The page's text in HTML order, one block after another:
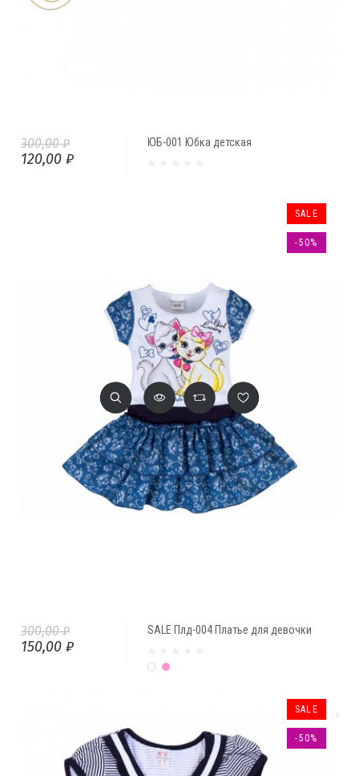
ЮБ-001 Юбка детская
300,00 ₽
120,00 ₽
SALE Плд-004 Платье для девочки
300,00 ₽
150,00 ₽
SALE
-50%
БелыйРозовый
SALE
-50%